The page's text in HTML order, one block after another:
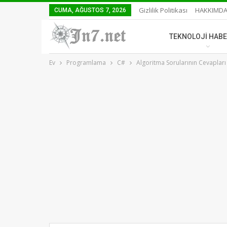
CUMA, AĞUSTOS 7, 2026 Gizlilik Politikası HAKKIMDA
TEKNOLOJI
Ev Programlama C# Algoritma Sorularının